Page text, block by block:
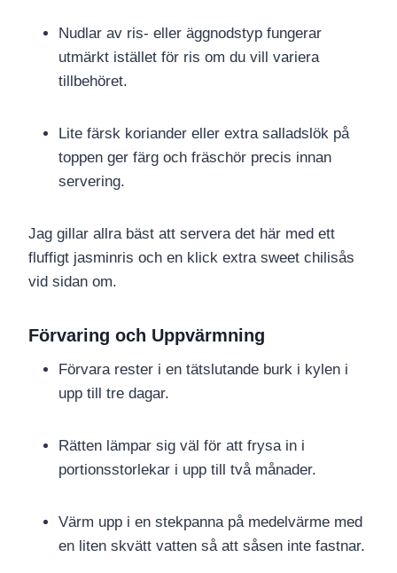
Nudlar av ris- eller äggnodstyp fungerar
utmärkt istället för ris om du vill variera
tillbehöret.
Lite färsk koriander eller extra salladslök på
toppen ger färg och fräschör precis innan
servering.
Jag gillar allra bäst att servera det här med ett
fluffigt jasminris och en klick extra sweet chilisås
vid sidan om.
Förvaring och Uppvärmning
Förvara rester i en tätslutande burk i kylen i
upp till tre dagar.
Rätten lämpar sig väl för att frysa in i
portionsstorlekar i upp till två månader.
Värm upp i en stekpanna på medelvärme med
en liten skvätt vatten så att såsen inte fastnar.